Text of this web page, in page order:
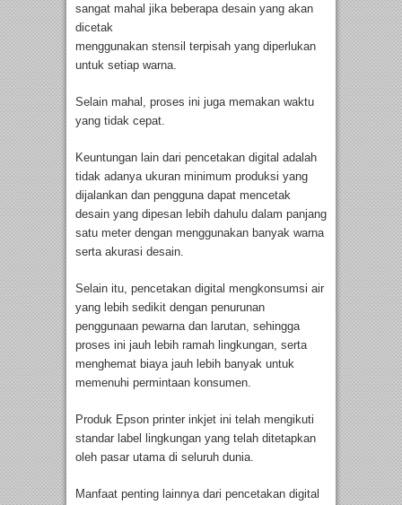
sangat mahal jika beberapa desain yang akan
dicetak
menggunakan stensil terpisah yang diperlukan
untuk setiap warna.
Selain mahal, proses ini juga memakan waktu
yang tidak cepat.
Keuntungan lain dari pencetakan digital adalah
tidak adanya ukuran minimum produksi yang
dijalankan dan pengguna dapat mencetak
desain yang dipesan lebih dahulu dalam panjang
satu meter dengan menggunakan banyak warna
serta akurasi desain.
Selain itu, pencetakan digital mengkonsumsi air
yang lebih sedikit dengan penurunan
penggunaan pewarna dan larutan, sehingga
proses ini jauh lebih ramah lingkungan, serta
menghemat biaya jauh lebih banyak untuk
memenuhi permintaan konsumen.
Produk Epson printer inkjet ini telah mengikuti
standar label lingkungan yang telah ditetapkan
oleh pasar utama di seluruh dunia.
Manfaat penting lainnya dari pencetakan digital